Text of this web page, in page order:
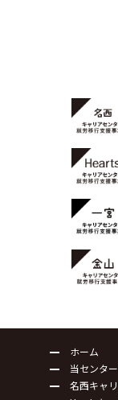
ホーム
当センタ
名西キャ